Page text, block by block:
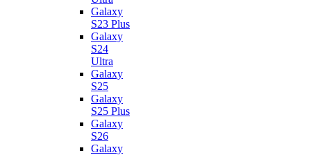
Galaxy
S23 Plus
Galaxy
S24
Ultra
Galaxy
S25
Galaxy
S25 Plus
Galaxy
S26
Galaxy